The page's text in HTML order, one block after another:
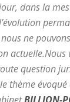
dans la
ne
actuelle.Nous
question
thème évoqué